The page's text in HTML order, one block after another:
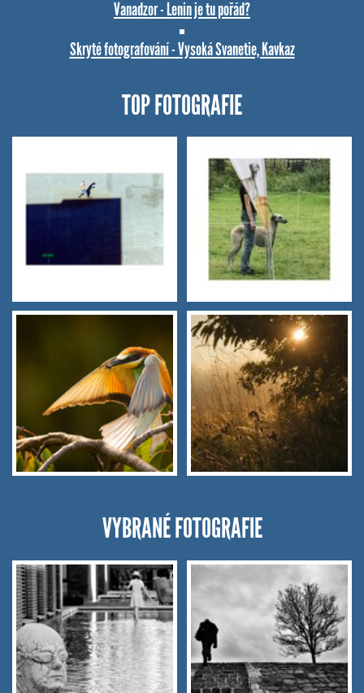
Vanadzor - Lenin je tu pořád?
Skryté fotografování - Vysoká Svanetie, Kavkaz
TOP FOTOGRAFIE
VYBRANÉ FOTOGRAFIE